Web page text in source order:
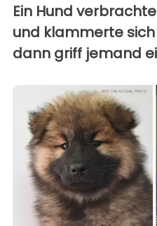
Ein Hund
und klammerte
dann griff jemand